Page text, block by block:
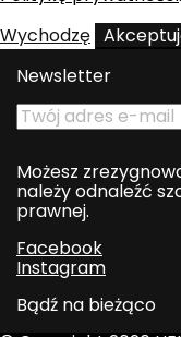
Wychodzę
Newsletter
Możesz
należy odnaleźć
prawnej.
Facebook
Instagram
Bądź na bieżąco